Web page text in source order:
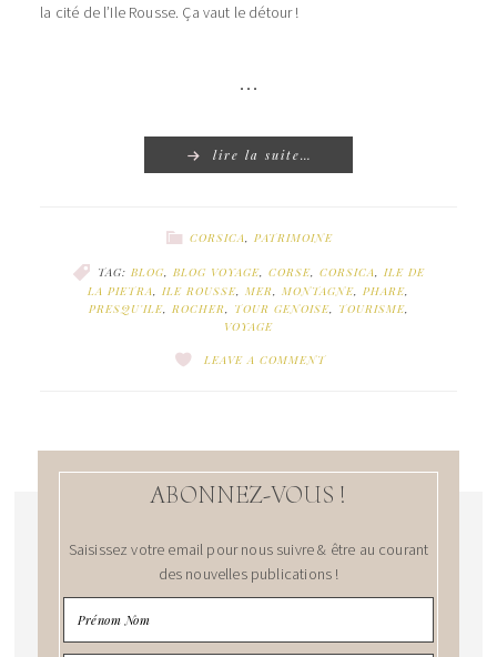
la cité de l’Ile Rousse. Ça vaut le détour !
…
lire la suite…
CORSICA, PATRIMOINE
TAG: BLOG, BLOG VOYAGE, CORSE, CORSICA, ILE DE
LA PIETRA, ILE ROUSSE, MER, MONTAGNE, PHARE,
PRESQU'ILE, ROCHER, TOUR GENOISE, TOURISME,
VOYAGE
LEAVE A COMMENT
ABONNEZ-VOUS !
Saisissez votre email pour nous suivre & être au courant
des nouvelles publications !